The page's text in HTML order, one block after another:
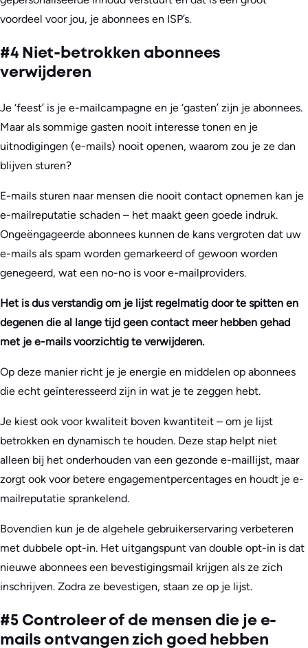
voordeel voor jou, je abonnees en ISP’s.
#4 Niet-betrokken abonnees
verwijderen
Je ‘feest’ is je e-mailcampagne en je ‘gasten’ zijn je abonnees.
Maar als sommige gasten nooit interesse tonen en je
uitnodigingen (e-mails) nooit openen, waarom zou je ze dan
blijven sturen?
E-mails sturen naar mensen die nooit contact opnemen kan je
e-mailreputatie schaden – het maakt geen goede indruk.
Ongeëngageerde abonnees kunnen de kans vergroten dat uw
e-mails als spam worden gemarkeerd of gewoon worden
genegeerd, wat een no-no is voor e-mailproviders.
Het is dus verstandig om je lijst regelmatig door te spitten en
degenen die al lange tijd geen contact meer hebben gehad
met je e-mails voorzichtig te verwijderen.
Op deze manier richt je je energie en middelen op abonnees
die echt geïnteresseerd zijn in wat je te zeggen hebt.
Je kiest ook voor kwaliteit boven kwantiteit – om je lijst
betrokken en dynamisch te houden. Deze stap helpt niet
alleen bij het onderhouden van een gezonde e-maillijst, maar
zorgt ook voor betere engagementpercentages en houdt je e-
mailreputatie sprankelend.
Bovendien kun je de algehele gebruikerservaring verbeteren
met dubbele opt-in. Het uitgangspunt van double opt-in is dat
nieuwe abonnees een bevestigingsmail krijgen als ze zich
inschrijven. Zodra ze bevestigen, staan ze op je lijst.
#5 Controleer of de mensen die je e-
mails ontvangen zich goed hebben